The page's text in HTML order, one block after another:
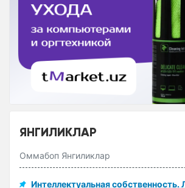
ЯНГИЛИКЛАР
Оммабоп Янгиликлар
Интеллектуальная собственность.